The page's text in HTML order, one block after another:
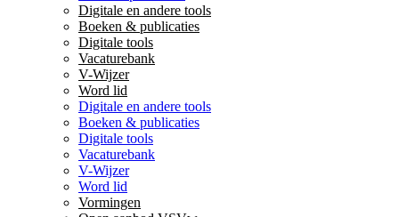
Digitale en andere tools
Boeken & publicaties
Digitale tools
Vacaturebank
V-Wijzer
Word lid
Digitale en andere tools
Boeken & publicaties
Digitale tools
Vacaturebank
V-Wijzer
Word lid
Vormingen